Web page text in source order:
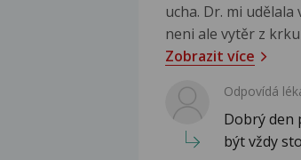
ucha. Dr. mi
neni ale vytěr z
Zobrazit více
Odpovídá
Dobrý den
být vždy